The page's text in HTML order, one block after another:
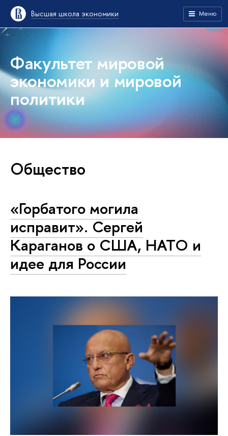
Высшая школа экономики Меню
Факультет мировой
экономики и мировой
политики
Общество
«Горбатого могила
исправит». Сергей
Караганов о США, НАТО и
идее для России